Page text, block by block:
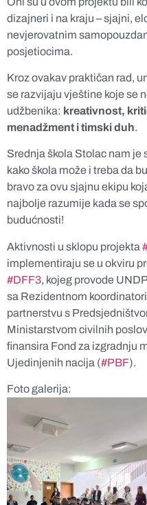
dizajneri i na kraju – sjajni,
nevjerovatnim
posjetiocima.
Kroz ovakav praktičan rad,
se razvijaju vještine koje se
udžbenika: kreativnost,
menadžment i timski duh.
Srednja škola Stolac nam je
kako škola može i treba da
bravo za ovu sjajnu ekipu
najbolje razumije kada se
budućnosti!
Aktivnosti u sklopu projekta
implementiraju se u okviru
#DFF3, kojeg provode
sa Rezidentnom
partnerstvu s
Ministarstvom civilnih
finansira Fond za izgradnju
Ujedinjenih nacija (#PBF).
Foto galerija: